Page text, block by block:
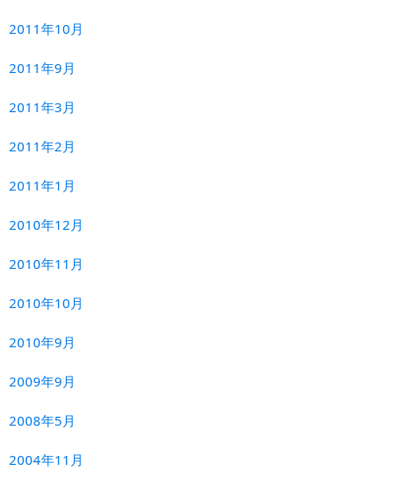
2011年10月
2011年9月
2011年3月
2011年2月
2011年1月
2010年12月
2010年11月
2010年10月
2010年9月
2009年9月
2008年5月
2004年11月